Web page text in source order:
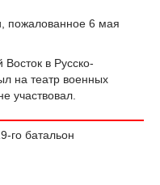
пожалованное 6 мая
в Русско-
на театр военных
участвовал.
го батальон